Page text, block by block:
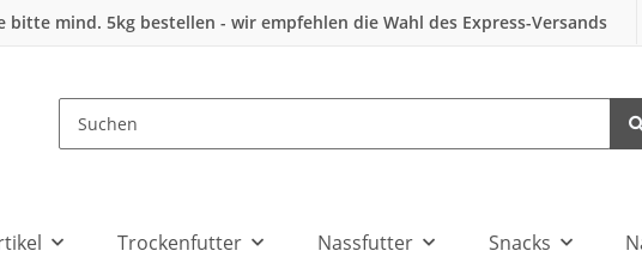
bitte mind. 5kg bestellen - wir empfehlen die Wahl des Express-Versands
Trockenfutter Nassfutter Snacks